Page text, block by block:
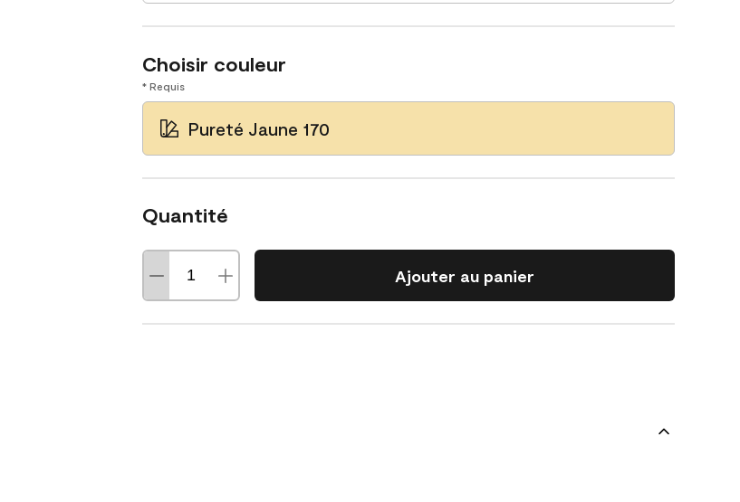
Choisir couleur
* Requis
Pureté Jaune 170
Quantité
Ajouter au panier